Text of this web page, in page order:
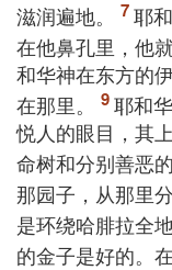
滋润遍地。
耶
在他鼻孔里，他
和华神在东方的
在那里。
耶和
悦人的眼目，其
命树和分别善恶的
那园子，从那里分
是环绕哈腓拉全
的金子是好的。